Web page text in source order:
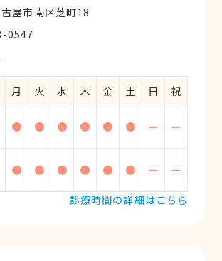
屋市南区芝町18
0547
月 火 水 木 金 土 日
祝
● ● ● ● ● ● ー ー
● ● ● ● ● ● ー
ー
診療時間の詳細はこちら